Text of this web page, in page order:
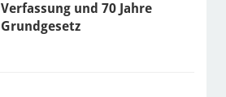
Verfassung und 70 Jahre
Grundgesetz